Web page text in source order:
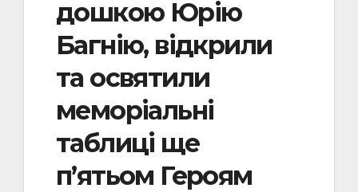
дошкою Юрію
Багнію, відкрили
та освятили
меморіальні
таблиці ще
п’ятьом Героям